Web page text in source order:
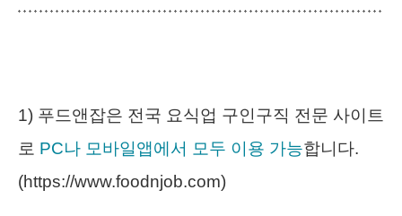
1) 푸드앤잡은 전국 요식업 구인구직 전문 사이트
로 PC나 모바일앱에서 모두 이용 가능합니다.
(https://www.foodnjob.com)